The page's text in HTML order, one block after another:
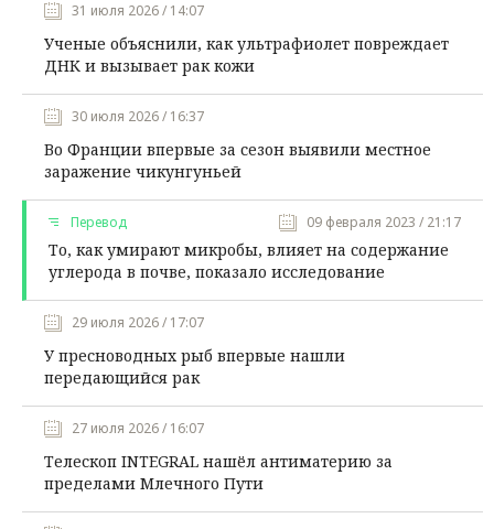
31 июля 2026 / 14:07
Ученые объяснили, как ультрафиолет повреждает
ДНК и вызывает рак кожи
30 июля 2026 / 16:37
Во Франции впервые за сезон выявили местное
заражение чикунгуньей
Перевод 09 февраля 2023 / 21:17
То, как умирают микробы, влияет на содержание
углерода в почве, показало исследование
29 июля 2026 / 17:07
У пресноводных рыб впервые нашли
передающийся рак
27 июля 2026 / 16:07
Телескоп INTEGRAL нашёл антиматерию за
пределами Млечного Пути